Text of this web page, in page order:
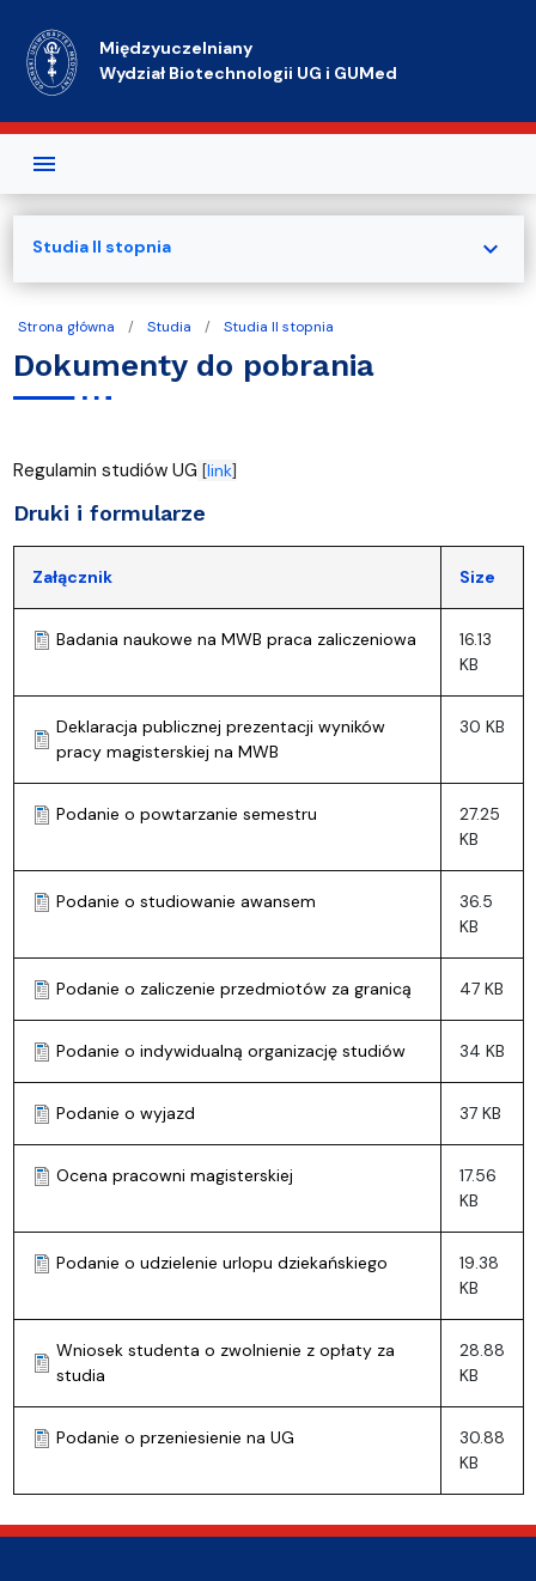
Międzyuczelniany
Wydział Biotechnologii UG i GUMed
Strona główna Studia Studia II stopnia
Dokumenty do pobrania
Regulamin studiów UG [link]
Druki i formularze
Załącznik Size
Badania naukowe na MWB praca zaliczeniowa
16.13
KB
Deklaracja publicznej prezentacji wyników
pracy magisterskiej na MWB
30 KB
Podanie o powtarzanie semestru
27.25
KB
Podanie o studiowanie awansem
36.5
KB
Podanie o zaliczenie przedmiotów za granicą 47 KB
Podanie o indywidualną organizację studiów 34 KB
Podanie o wyjazd 37 KB
Ocena pracowni magisterskiej
17.56
KB
Podanie o udzielenie urlopu dziekańskiego
19.38
KB
Wniosek studenta o zwolnienie z opłaty za
studia
28.88
KB
Podanie o przeniesienie na UG
30.88
KB
Studia II stopnia expand_more